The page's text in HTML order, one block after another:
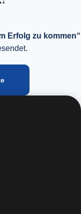
Erfolg zu kommen“